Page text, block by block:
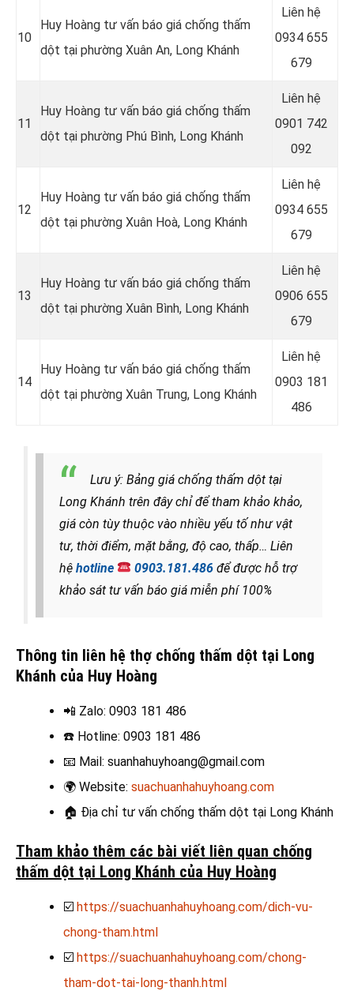
10
Huy Hoàng tư vấn báo giá chống thấm
dột tại phường Xuân An, Long Khánh
Liên hệ
0934 655
679
11
Huy Hoàng tư vấn báo giá chống thấm
dột tại phường Phú Bình, Long Khánh
Liên hệ
0901 742
092
12
Huy Hoàng tư vấn báo giá chống thấm
dột tại phường Xuân Hoà, Long Khánh
Liên hệ
0934 655
679
13
Huy Hoàng tư vấn báo giá chống thấm
dột tại phường Xuân Bình, Long Khánh
Liên hệ
0906 655
679
14
Huy Hoàng tư vấn báo giá chống thấm
dột tại phường Xuân Trung, Long Khánh
Liên hệ
0903 181
486
Lưu ý: Bảng giá chống thấm dột tại
Long Khánh trên đây chỉ để tham khảo khảo,
giá còn tùy thuộc vào nhiều yếu tố như vật
tư, thời điểm, mặt bằng, độ cao, thấp… Liên
hệ hotline 0903.181.486 để được hỗ trợ
khảo sát tư vấn báo giá miễn phí 100%
Thông tin liên hệ thợ chống thấm dột tại Long
Khánh của Huy Hoàng
📲 Zalo: 0903 181 486
☎️ Hotline: 0903 181 486
📧 Mail: suanhahuyhoang@gmail.com
🌍 Website: suachuanhahuyhoang.com
🏠 Địa chỉ tư vấn chống thấm dột tại Long Khánh
Tham khảo thêm các bài viết liên quan chống
thấm dột tại Long Khánh của Huy Hoàng
☑️ https://suachuanhahuyhoang.com/dich-vu-
chong-tham.html
☑️ https://suachuanhahuyhoang.com/chong-
tham-dot-tai-long-thanh.html